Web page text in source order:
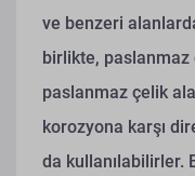
ve benzeri
birlikte, paslanmaz
paslanmaz çelik
korozyona karşı
da kullanılabilirler.